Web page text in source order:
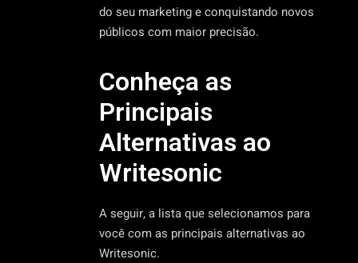
do seu marketing e conquistando novos
públicos com maior precisão.
Conheça as
Principais
Alternativas ao
Writesonic
A seguir, a lista que selecionamos para
você com as principais alternativas ao
Writesonic.